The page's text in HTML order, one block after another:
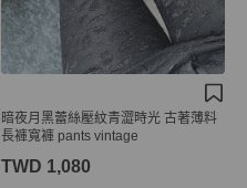
暗夜月黑蕾絲壓紋青澀時光 古著薄料
長褲寬褲 pants vintage
TWD 1,080